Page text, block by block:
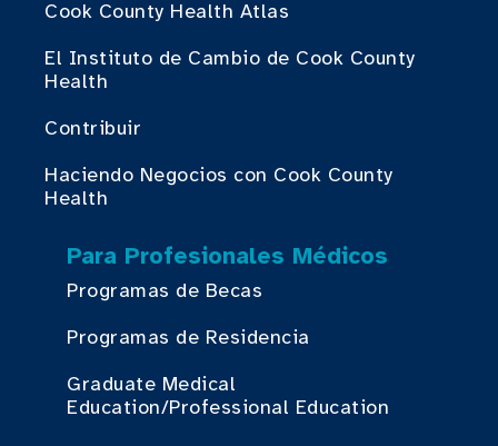
Cook County Health Atlas
El Instituto de Cambio de Cook County
Health
Contribuir
Haciendo Negocios con Cook County
Health
Para Profesionales Médicos
Programas de Becas
Programas de Residencia
Graduate Medical
Education/Professional Education